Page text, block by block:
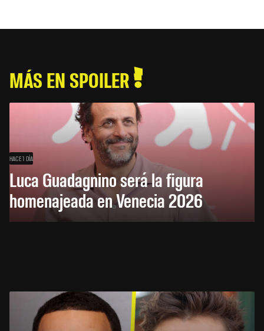
MÁS EN SPOILER
HACE 1 DÍA
Luca Guadagnino será la figura
homenajeada en Venecia 2026